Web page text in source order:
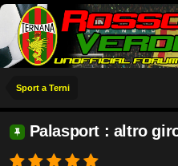
Sport a Terni
Palasport : altro